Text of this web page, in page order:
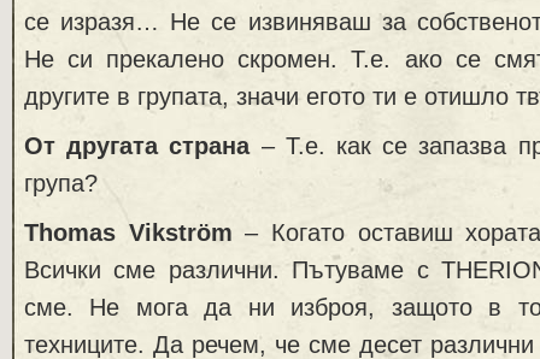
се изразя… Не се извиняваш за
Не си прекалено скромен. Т.е. ако се
другите в групата, значи егото ти е отишло
От другата страна– Т.е. как се запазва
група?
Thomas Vikström – Когато оставиш
Всички сме различни. Пътуваме с
сме. Не мога да ни изброя, защото в
техниците. Да речем, че сме десет